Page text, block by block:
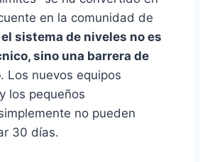
en la comunidad de
el sistema de niveles no es
sino una barrera de
. Los nuevos equipos
los pequeños
no pueden
30 días.